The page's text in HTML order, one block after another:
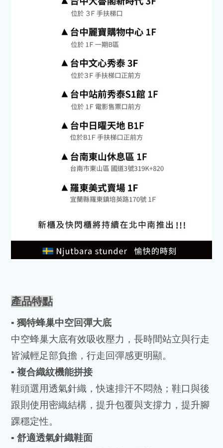
產品特點
▪️ 獨特蜂巢中空回彈大底
中空蜂巢大底有效吸收壓力，長時間站立與行走
皆減輕足部負擔，行走回彈感更明顯。
▪️ 複合織紋機能拼接
鞋頭選用透氣針織，快速排汗不悶熱；鞋口與後
跟則使用密織結構，提升包覆與支撐力，提升腳
踝穩定性。
▪️ 舒適透氣針織鞋面